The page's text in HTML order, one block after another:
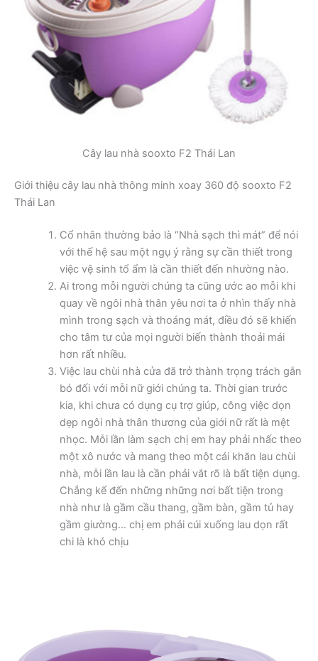
Cây lau nhà sooxto F2 Thái Lan
Giới thiệu cây lau nhà thông minh xoay 360 độ sooxto F2
Thái Lan
Cổ nhân thường bảo là “Nhà sạch thì mát” để nói
với thế hệ sau một ngụ ý rằng sự cần thiết trong
việc vệ sinh tổ ẩm là cần thiết đến nhường nào.
Ai trong mỗi người chúng ta cũng ước ao mỗi khi
quay về ngôi nhà thân yêu nơi ta ở nhìn thấy nhà
mình trong sạch và thoáng mát, điều đó sẽ khiến
cho tâm tư của mọi người biến thành thoải mái
hơn rất nhiều.
Việc lau chùi nhà cửa đã trở thành trọng trách gắn
bó đối với mỗi nữ giới chúng ta. Thời gian trước
kia, khi chưa có dụng cụ trợ giúp, công việc dọn
dẹp ngôi nhà thân thương của giới nữ rất là mệt
nhọc. Mỗi lần làm sạch chị em hay phải nhấc theo
một xô nước và mang theo một cái khăn lau chùi
nhà, mỗi lần lau là cần phải vắt rõ là bất tiện dụng.
Chẳng kể đến những những nơi bất tiện trong
nhà như là gầm cầu thang, gầm bàn, gầm tủ hay
gầm giường… chị em phải cúi xuống lau dọn rất
chi là khó chịu